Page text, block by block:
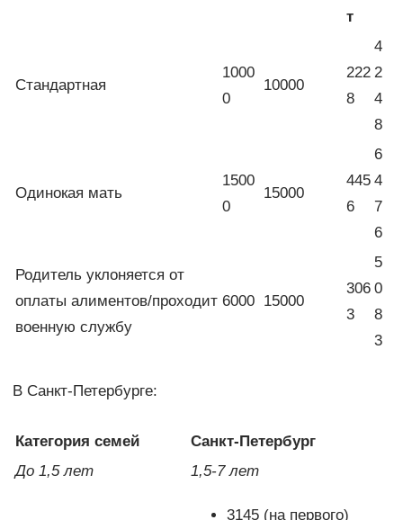
т
Стандартная
1000
0
10000
222
8
4
2
4
8
Одинокая мать
1500
0
15000
445
6
6
4
7
6
Родитель уклоняется от
оплаты алиментов/проходит
военную службу
6000 15000
306
3
5
0
8
3
В Санкт-Петербурге:
Категория семей
Санкт-Петербург
До 1,5 лет
1,5-7 лет
3145 (на первого)